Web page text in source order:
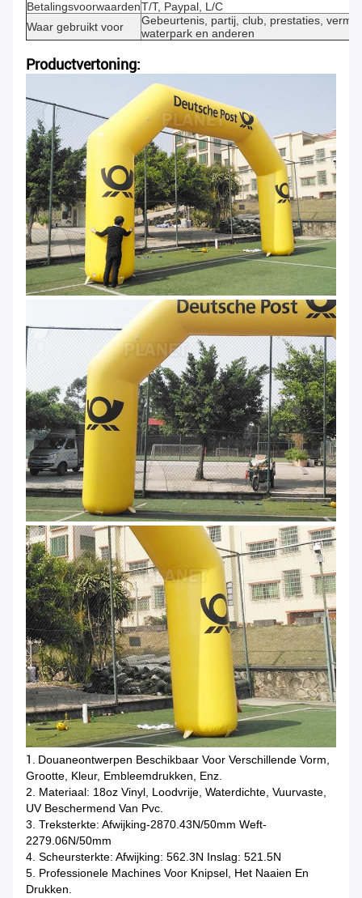
BetalingsvoorwaardenT/T, Paypal, L/C
Waar gebruikt voor
Gebeurtenis, partij, club, prestaties,
waterpark en anderen
Productvertoning:
1. Douaneontwerpen Beschikbaar Voor Verschillende Vorm,
Grootte, Kleur, Embleemdrukken, Enz.
2. Materiaal: 18oz Vinyl, Loodvrije, Waterdichte, Vuurvaste,
UV Beschermend Van Pvc.
3. Treksterkte: Afwijking-2870.43N/50mm Weft-
2279.06N/50mm
4. Scheursterkte: Afwijking: 562.3N Inslag: 521.5N
5. Professionele Machines Voor Knipsel, Het Naaien En
Drukken.